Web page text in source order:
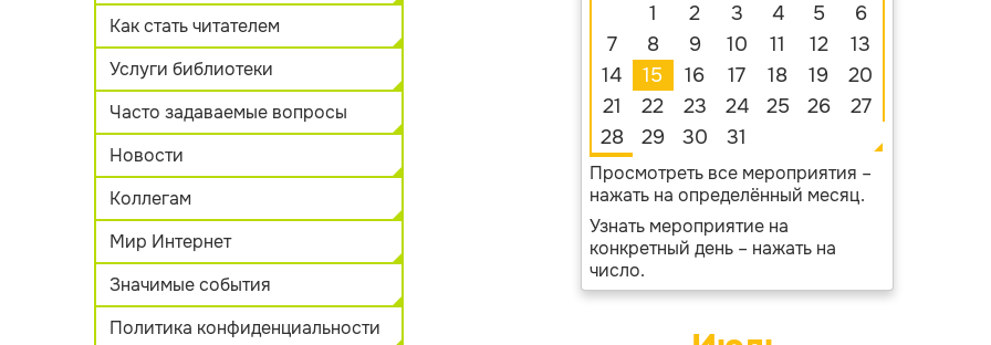
Как стать читателем
Услуги библиотеки
Часто задаваемые вопросы
Новости
Коллегам
Мир Интернет
Значимые события
Политика конфиденциальности
1
2 3 4 5
6
7
8 9 10 11 12
13
14
15 16 17 18 19
20
21
22 23 24 25 26
27
28
29 30 31
Просмотреть все мероприятия –
нажать на определённый месяц.
Узнать мероприятие на
конкретный день – нажать на
число.